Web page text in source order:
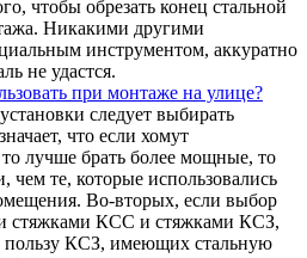
чтобы обрезать конец стальной
Никакими другими
инструментом, аккуратно
не удастся.
при монтаже на улице?
следует выбирать
что если хомут
то лучше брать более мощные, то
чем те, которые использовались
Во-вторых, если выбор
стяжками КСС и стяжками КСЗ,
пользу КСЗ, имеющих стальную